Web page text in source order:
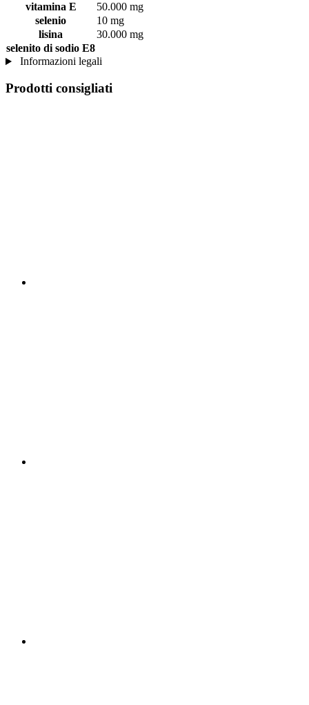
vitamina E
50.000 mg
selenio
10 mg
lisina
30.000 mg
selenito di sodio E8
Informazioni legali
Prodotti consigliati